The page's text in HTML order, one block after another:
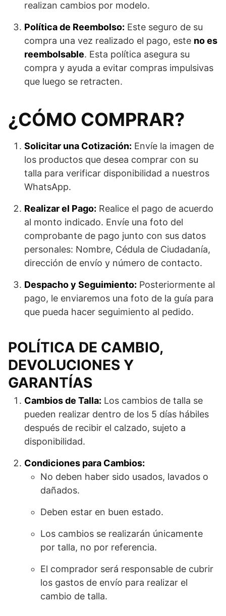
realizan cambios por modelo.
Política de Reembolso: Este seguro de su
compra una vez realizado el pago, este no es
reembolsable. Esta política asegura su
compra y ayuda a evitar compras impulsivas
que luego se retracten.
¿CÓMO COMPRAR?
Solicitar una Cotización: Envíe la imagen de
los productos que desea comprar con su
talla para verificar disponibilidad a nuestros
WhatsApp.
Realizar el Pago: Realice el pago de acuerdo
al monto indicado. Envíe una foto del
comprobante de pago junto con sus datos
personales: Nombre, Cédula de Ciudadanía,
dirección de envío y número de contacto.
Despacho y Seguimiento: Posteriormente al
pago, le enviaremos una foto de la guía para
que pueda hacer seguimiento al pedido.
POLÍTICA DE CAMBIO,
DEVOLUCIONES Y
GARANTÍAS
Cambios de Talla: Los cambios de talla se
pueden realizar dentro de los 5 días hábiles
después de recibir el calzado, sujeto a
disponibilidad.
Condiciones para Cambios:
No deben haber sido usados, lavados o
dañados.
Deben estar en buen estado.
Los cambios se realizarán únicamente
por talla, no por referencia.
El comprador será responsable de cubrir
los gastos de envío para realizar el
cambio de talla.